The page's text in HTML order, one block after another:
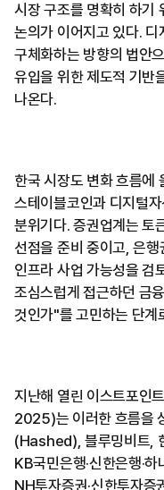
시장 구조를 명확히 하
논의가 이어지고 있다.
구체화하는 방향의 법안
유입을 위한 제도적 기반
나온다.
한국 시장도 변화 흐름에
스테이블코인과 디지털
분위기다. 증권업계는 토
선점을 준비 중이고, 은행
인프라 사업 가능성을 검
조심스럽게 접근하던 금
것인가"를 고민하는 단계
지난해 열린 이스트포
2025)는 이러한 흐름을
(Hashed), 블루밍비트,
KB국민은행·신한은행·
NH투자증권·신한투자증